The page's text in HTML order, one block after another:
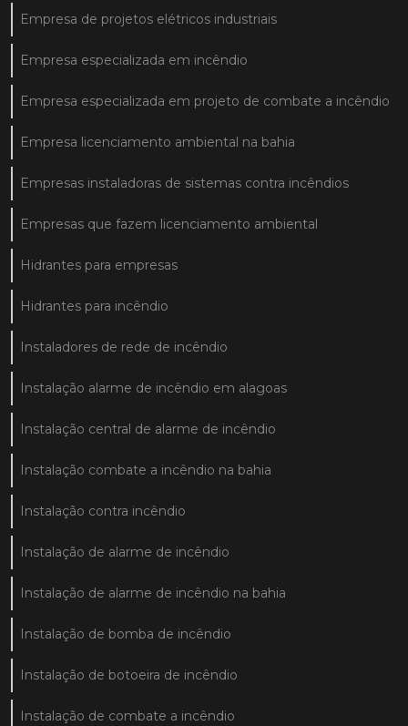
Empresa de projetos elétricos industriais
Empresa especializada em incêndio
Empresa especializada em projeto de combate a incêndio
Empresa licenciamento ambiental na bahia
Empresas instaladoras de sistemas contra incêndios
Empresas que fazem licenciamento ambiental
Hidrantes para empresas
Hidrantes para incêndio
Instaladores de rede de incêndio
Instalação alarme de incêndio em alagoas
Instalação central de alarme de incêndio
Instalação combate a incêndio na bahia
Instalação contra incêndio
Instalação de alarme de incêndio
Instalação de alarme de incêndio na bahia
Instalação de bomba de incêndio
Instalação de botoeira de incêndio
Instalação de combate a incêndio